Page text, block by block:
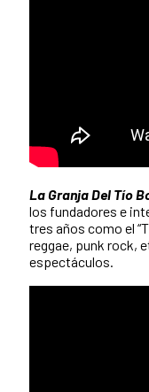
La Granja Del Tío
los fundadores e
tres años como el
reggae, punk rock,
espectáculos.